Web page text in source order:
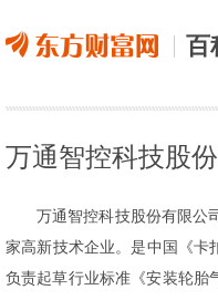
百
万通智控科技股
万通智控科技股份有限公
家高新技术企业。是中国《卡
负责起草行业标准《安装轮胎